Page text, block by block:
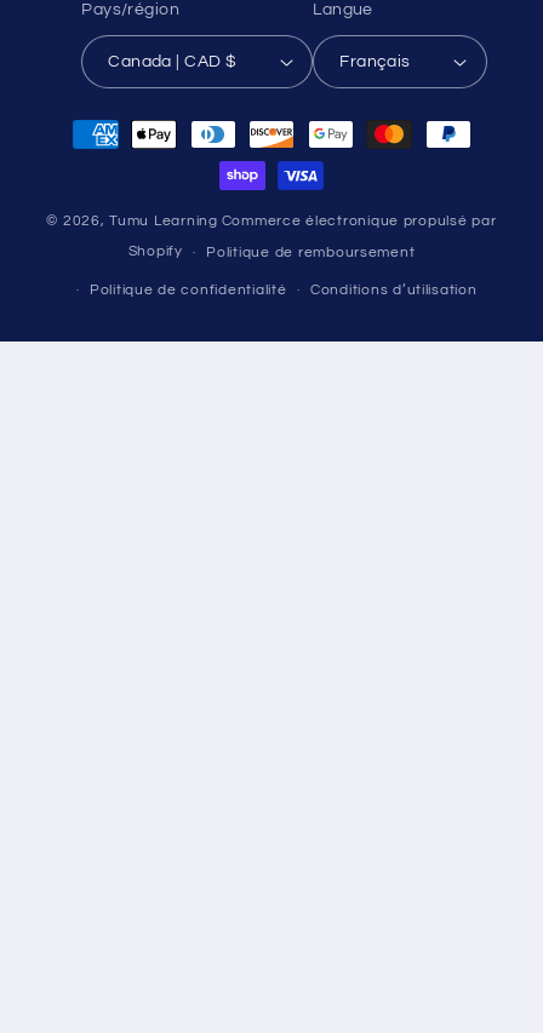
Pays/région
Canada | CAD $
Langue
Français
Moyens
© 2026,Tumu Learning Commerce électronique propulsé par
Shopify Politique de remboursement
Politique de confidentialité Conditions d’utilisation